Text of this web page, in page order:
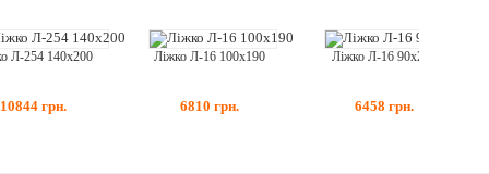
Л-254 140x200
10844 грн.
Ліжко Л-16 100x190
6810 грн.
Ліжко Л-16 90x200
6458 грн.